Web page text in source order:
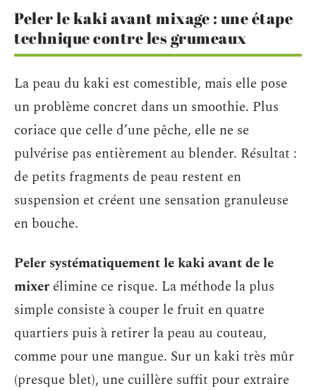
Peler le kaki avant mixage : une étape
technique contre les grumeaux
La peau du kaki est comestible, mais elle pose
un problème concret dans un smoothie. Plus
coriace que celle d’une pêche, elle ne se
pulvérise pas entièrement au blender. Résultat :
de petits fragments de peau restent en
suspension et créent une sensation granuleuse
en bouche.
Peler systématiquement le kaki avant de le
mixer élimine ce risque. La méthode la plus
simple consiste à couper le fruit en quatre
quartiers puis à retirer la peau au couteau,
comme pour une mangue. Sur un kaki très mûr
(presque blet), une cuillère suffit pour extraire